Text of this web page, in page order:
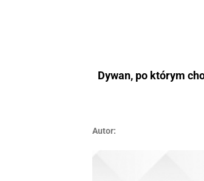
Dywan, po którym
Autor: